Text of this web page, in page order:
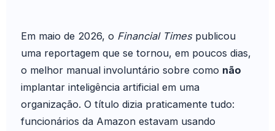
Em maio de 2026, o Financial Timespublicou
uma reportagem que se tornou, em poucos dias,
o melhor manual involuntário sobre como não
implantar inteligência artificial em uma
organização. O título dizia praticamente tudo:
funcionários da Amazon estavam usando